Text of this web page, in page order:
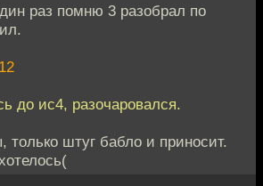
раз помню 3 разобрал по
до ис4, разочаровался.
только штуг бабло и приносит.